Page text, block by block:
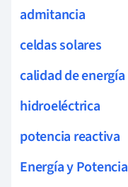
admitancia
celdas solares
calidad de energía
hidroeléctrica
potencia reactiva
Energía y Potencia